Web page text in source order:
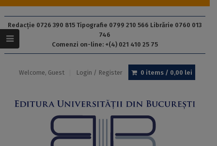
Redacție 0726 390 815 Tipografie 0799 210 566 Librărie 0760 013
746
Comenzi on-line: +(4) 021 410 25 75
Welcome, Guest Login / Register 0 items / 0,00 lei